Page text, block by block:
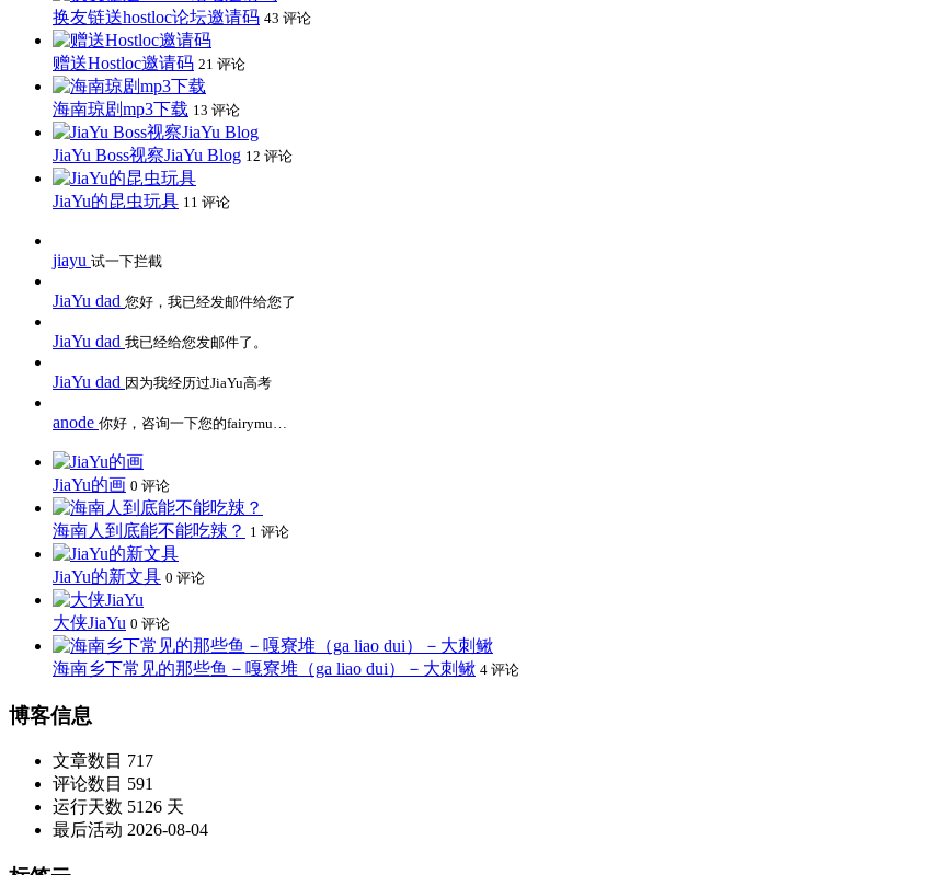
换友链送hostloc论坛邀请码 43 评论
赠送Hostloc邀请码 21 评论
海南琼剧mp3下载 13 评论
JiaYu Boss视察JiaYu Blog 12 评论
JiaYu的昆虫玩具 11 评论
jiayu 试一下拦截
JiaYu dad 您好，我已经发邮件给您了
JiaYu dad 我已经给您发邮件了。
JiaYu dad 因为我经历过JiaYu高考
anode 你好，咨询一下您的fairymu…
JiaYu的画 0 评论
海南人到底能不能吃辣？ 1 评论
JiaYu的新文具 0 评论
大侠JiaYu 0 评论
海南乡下常见的那些鱼－嘎寮堆（ga liao dui）－大刺鳅 4 评论
博客信息
文章数目 717
评论数目 591
运行天数 5126 天
最后活动 2026-08-04